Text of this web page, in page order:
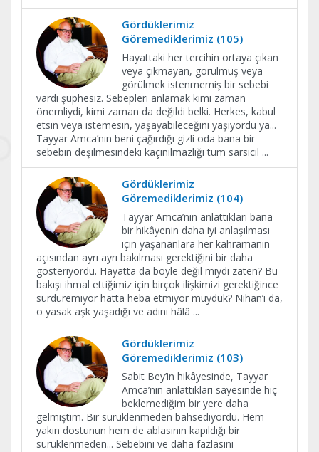
Gördüklerimiz
Göremediklerimiz (105)
Hayattaki her tercihin ortaya çıkan
veya çıkmayan, görülmüş veya
görülmek istenmemiş bir sebebi
vardı şüphesiz. Sebepleri anlamak kimi zaman
önemliydi, kimi zaman da değildi belki. Herkes, kabul
etsin veya istemesin, yaşayabileceğini yaşıyordu ya...
Tayyar Amca’nın beni çağırdığı gizli oda bana bir
sebebin deşilmesindeki kaçınılmazlığı tüm sarsıcıl ...
Gördüklerimiz
Göremediklerimiz (104)
Tayyar Amca’nın anlattıkları bana
bir hikâyenin daha iyi anlaşılması
için yaşananlara her kahramanın
açısından ayrı ayrı bakılması gerektiğini bir daha
gösteriyordu. Hayatta da böyle değil miydi zaten? Bu
bakışı ihmal ettiğimiz için birçok ilişkimizi gerektiğince
sürdüremiyor hatta heba etmiyor muyduk? Nihan’ı da,
o yasak aşk yaşadığı ve adını hâlâ ...
Gördüklerimiz
Göremediklerimiz (103)
Sabit Bey’in hikâyesinde, Tayyar
Amca’nın anlattıkları sayesinde hiç
beklemediğim bir yere daha
gelmiştim. Bir sürüklenmeden bahsediyordu. Hem
yakın dostunun hem de ablasının kapıldığı bir
sürüklenmeden... Sebebini ve daha fazlasını